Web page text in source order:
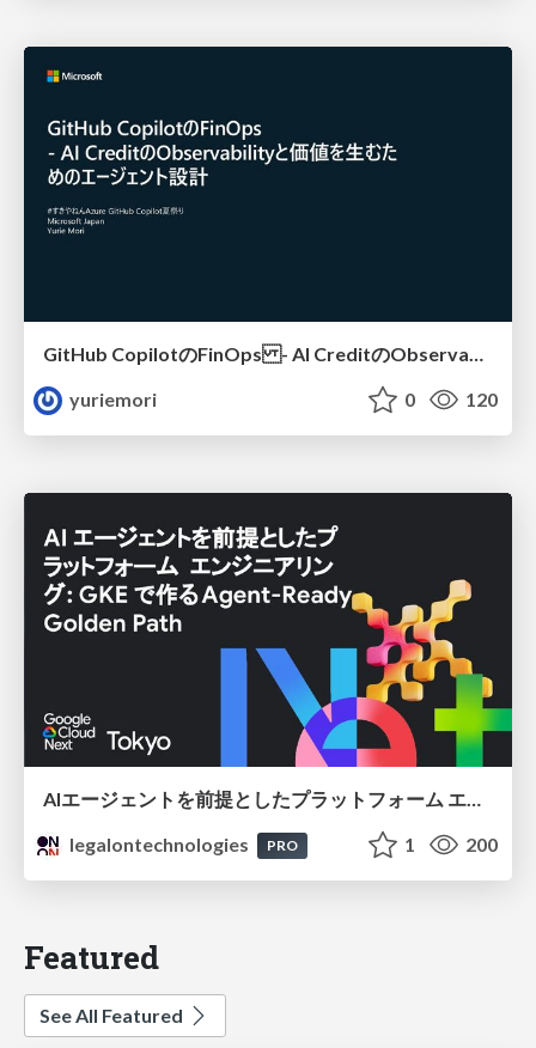
yuriemori
0 120
AIエージェントを前提としたプラットフォーム エンジニアリング：GKEで作るAgent-Ready Golden Path
legalontechnologies
PRO 1 200
Featured
See All Featured